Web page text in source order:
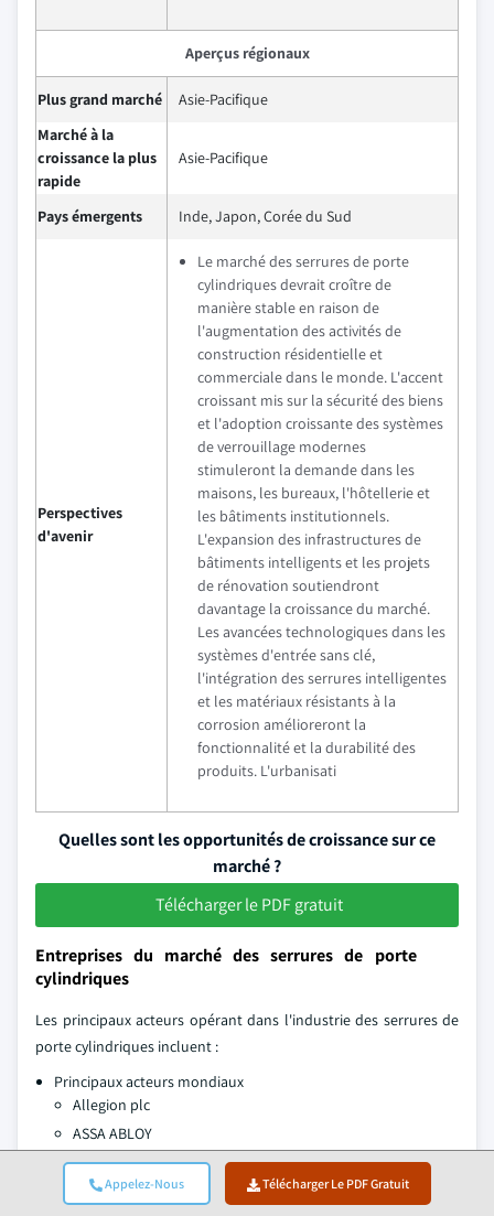
Appelez-Nous Télécharger Le PDF Gratuit
Aperçus régionaux
Plus grand marché
Asie-Pacifique
Marché à la
croissance la plus
rapide
Asie-Pacifique
Pays émergents Inde, Japon, Corée du Sud
Perspectives
d'avenir
Le marché des serrures de porte
cylindriques devrait croître de
manière stable en raison de
l'augmentation des activités de
construction résidentielle et
commerciale dans le monde. L'accent
croissant mis sur la sécurité des biens
et l'adoption croissante des systèmes
de verrouillage modernes
stimuleront la demande dans les
maisons, les bureaux, l'hôtellerie et
les bâtiments institutionnels.
L'expansion des infrastructures de
bâtiments intelligents et les projets
de rénovation soutiendront
davantage la croissance du marché.
Les avancées technologiques dans les
systèmes d'entrée sans clé,
l'intégration des serrures intelligentes
et les matériaux résistants à la
corrosion amélioreront la
fonctionnalité et la durabilité des
produits. L'urbanisati
Quelles sont les opportunités de croissance sur ce
marché ?
Télécharger le PDF gratuit
Entreprises du marché des serrures de porte
cylindriques
Les principaux acteurs opérant dans l'industrie des serrures de
porte cylindriques incluent :
Principaux acteurs mondiaux
Allegion plc
ASSA ABLOY
dormakaba Group
Häfele Group